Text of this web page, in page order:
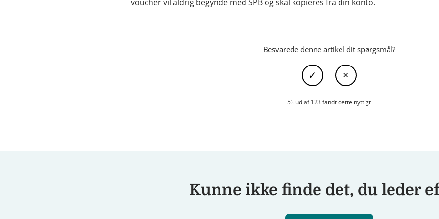
voucher vil aldrig begynde med SPB og skal kopieres fra din konto.
Besvarede denne artikel dit spørgsmål?
53 ud af 123 fandt dette nyttigt
Kunne ikke finde det, du leder